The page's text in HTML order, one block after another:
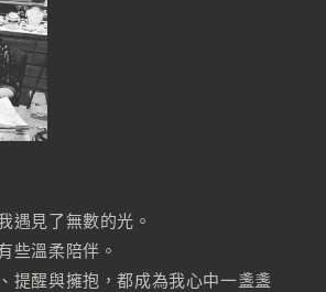
遇見了無數的光。
些溫柔陪伴。
提醒與擁抱，都成為我心中一盞盞